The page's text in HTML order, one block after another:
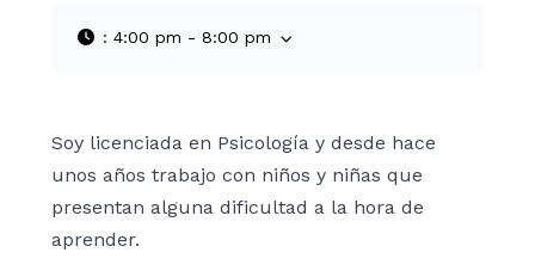
: 4:00 pm - 8:00 pm
Soy licenciada en Psicología y desde hace
unos años trabajo con niños y niñas que
presentan alguna dificultad a la hora de
aprender.